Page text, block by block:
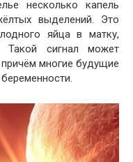
несколько капель
выделений. Это
яйца в матку,
Такой сигнал может
многие будущие